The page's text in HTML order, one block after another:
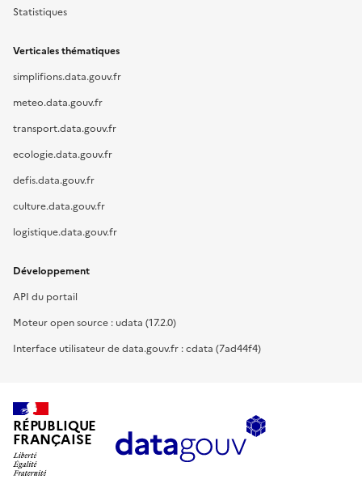
Statistiques
Verticales thématiques
simplifions.data.gouv.fr
meteo.data.gouv.fr
transport.data.gouv.fr
ecologie.data.gouv.fr
defis.data.gouv.fr
culture.data.gouv.fr
logistique.data.gouv.fr
Développement
API du portail
Moteur open source : udata (17.2.0)
Interface utilisateur de data.gouv.fr : cdata (7ad44f4)
RÉPUBLIQUE
FRANÇAISE